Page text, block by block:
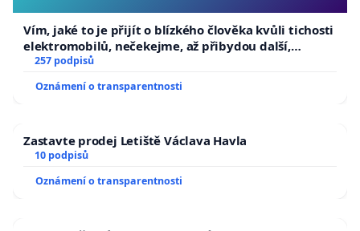
Vím, jaké to je přijít o blízkého člověka kvůli tichosti
elektromobilů, nečekejme, až přibydou další,
zaveďme slyšitelná auta!
257 podpisů
Oznámení o transparentnosti
Zastavte prodej Letiště Václava Havla
10 podpisů
Oznámení o transparentnosti